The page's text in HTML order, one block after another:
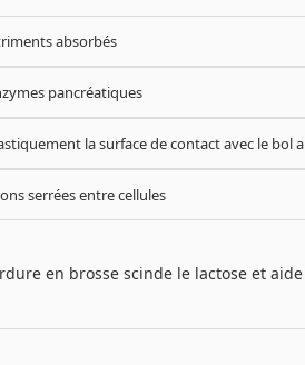
absorbés
pancréatiques
la surface de contact avec le bol
serrées entre cellules
en brosse scinde le lactose et